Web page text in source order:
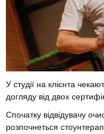
У студії на клієнта
догляду від двох
Спочатку відвідувачу
розпочнеться